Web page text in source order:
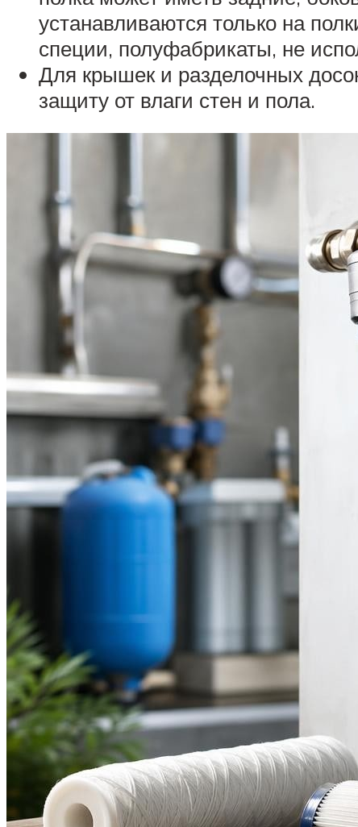
устанавливаются только на
специи, полуфабрикаты, не
Для крышек и разделочных
защиту от влаги стен и пола.